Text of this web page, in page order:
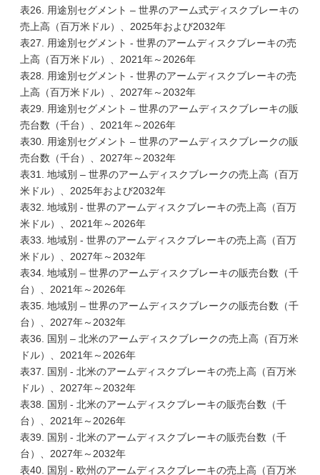
表26. 用途別セグメント – 世界のアーム式ディスクブレーキの
売上高（百万米ドル）、2025年および2032年
表27. 用途別セグメント - 世界のアームディスクブレーキの売
上高（百万米ドル）、2021年～2026年
表28. 用途別セグメント - 世界のアームディスクブレーキの売
上高（百万米ドル）、2027年～2032年
表29. 用途別セグメント – 世界のアームディスクブレーキの販
売台数（千台）、2021年～2026年
表30. 用途別セグメント – 世界のアームディスクブレークの販
売台数（千台）、2027年～2032年
表31. 地域別 – 世界のアームディスクブレークの売上高（百万
米ドル）、2025年および2032年
表32. 地域別 - 世界のアームディスクブレーキの売上高（百万
米ドル）、2021年～2026年
表33. 地域別 - 世界のアームディスクブレーキの売上高（百万
米ドル）、2027年～2032年
表34. 地域別 – 世界のアームディスクブレーキの販売台数（千
台）、2021年～2026年
表35. 地域別 – 世界のアームディスクブレークの販売台数（千
台）、2027年～2032年
表36. 国別 – 北米のアームディスクブレークの売上高（百万米
ドル）、2021年～2026年
表37. 国別 - 北米のアームディスクブレーキの売上高（百万米
ドル）、2027年～2032年
表38. 国別 - 北米のアームディスクブレーキの販売台数（千
台）、2021年～2026年
表39. 国別 - 北米のアームディスクブレーキの販売台数（千
台）、2027年～2032年
表40. 国別 - 欧州のアームディスクブレーキの売上高（百万米